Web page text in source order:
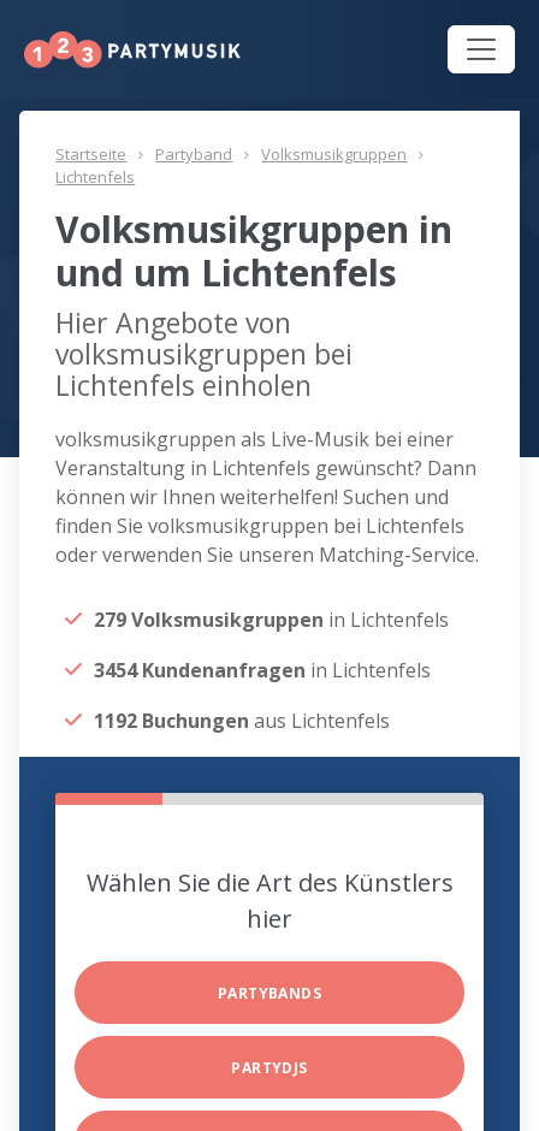
Startseite Partyband
Volksmusikgruppen
Lichtenfels
Volksmusikgruppen in
und um Lichtenfels
Hier Angebote von
volksmusikgruppen bei
Lichtenfels einholen
volksmusikgruppen als Live-Musik bei einer
Veranstaltung in Lichtenfels gewünscht? Dann
können wir Ihnen weiterhelfen! Suchen und
finden Sie volksmusikgruppen bei Lichtenfels
oder verwenden Sie unseren Matching-Service.
279 Volksmusikgruppen in Lichtenfels
3454 Kundenanfragen in Lichtenfels
1192 Buchungen aus Lichtenfels
Wählen Sie die Art des Künstlers
hier
PARTYBANDS
PARTYDJS